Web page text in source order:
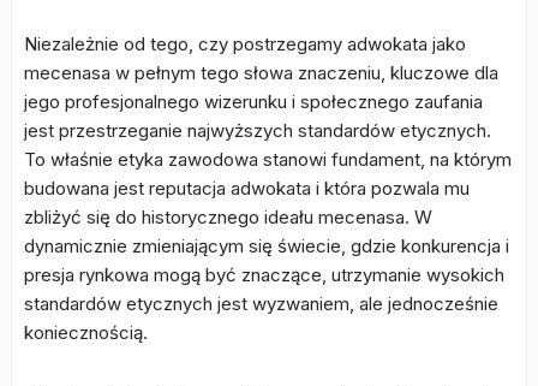
Niezależnie od tego, czy postrzegamy adwokata jako
mecenasa w pełnym tego słowa znaczeniu, kluczowe dla
jego profesjonalnego wizerunku i społecznego zaufania
jest przestrzeganie najwyższych standardów etycznych.
To właśnie etyka zawodowa stanowi fundament, na którym
budowana jest reputacja adwokata i która pozwala mu
zbliżyć się do historycznego ideału mecenasa. W
dynamicznie zmieniającym się świecie, gdzie konkurencja i
presja rynkowa mogą być znaczące, utrzymanie wysokich
standardów etycznych jest wyzwaniem, ale jednocześnie
koniecznością.